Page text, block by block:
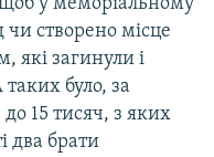
у меморіальному
чи створено місце
які загинули і
було, за
15 тисяч, з яких
два брати